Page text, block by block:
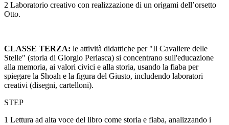
2 Laboratorio creativo con realizzazione di un origami dell’orsetto
Otto.
CLASSE TERZA: le attività didattiche per "Il Cavaliere delle
Stelle" (storia di Giorgio Perlasca) si concentrano sull'educazione
alla memoria, ai valori civici e alla storia, usando la fiaba per
spiegare la Shoah e la figura del Giusto, includendo laboratori
creativi (disegni, cartelloni).
STEP
1 Lettura ad alta voce del libro come storia e fiaba, analizzando i